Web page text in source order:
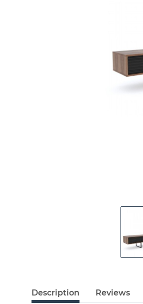
Description Reviews